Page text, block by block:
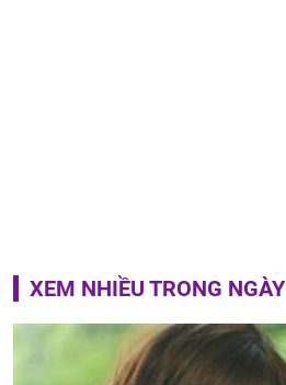
XEM NHIỀU TRONG NGÀY